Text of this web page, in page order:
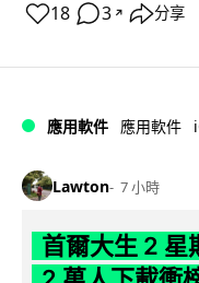
18 3 ↗ 分享
應用軟件 應用軟件
Lawton 7 小時
首爾大生 2 星